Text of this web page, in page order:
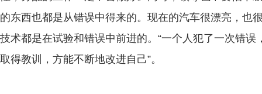
的东西也都是从错误中得来的。现在的汽车很漂亮，也
技术都是在试验和错误中前进的。“一个人犯了一次错
取得教训，方能不断地改进自己”。